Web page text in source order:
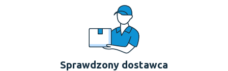
Sprawdzony dostawca